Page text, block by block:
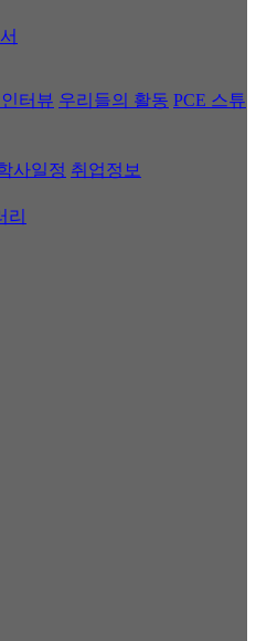
터뷰 우리들의 활동 PCE 스튜
사일정 취업정보
리